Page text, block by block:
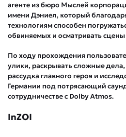
агенте из бюро Мыслей
имени Дэниел, который
технологиям способен
обвиняемых и осматривать
По ходу прохождения
улики, раскрывать сложные дела,
рассудка главного героя и
Германии под потрясающий
сотрудничестве с Dolby Atmos.
InZOI